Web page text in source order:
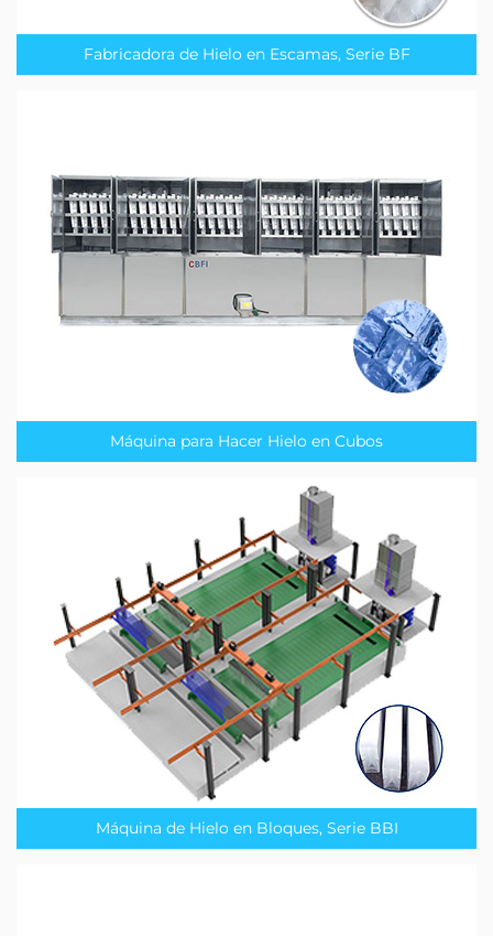
Fabricadora de Hielo en Escamas, Serie BF
Máquina para Hacer Hielo en Cubos
Máquina de Hielo en Bloques, Serie BBI